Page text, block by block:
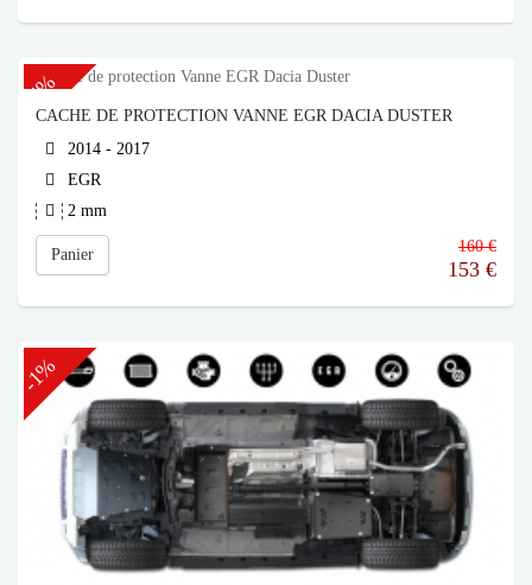
-4%
CACHE DE PROTECTION VANNE EGR DACIA DUSTER
2014 - 2017
EGR
2 mm
Panier 160 €
153 €
-1%